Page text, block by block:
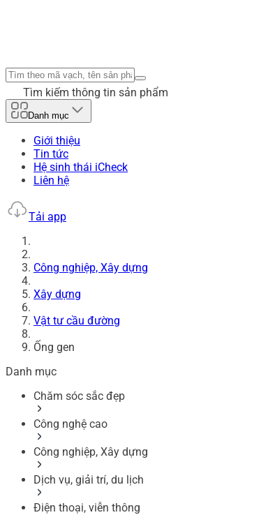
Tìm kiếm thông tin sản phẩm
Danh mục
Giới thiệu
Tin tức
Hệ sinh thái iCheck
Liên hệ
Tải app
Công nghiệp, Xây dựng
Xây dựng
Vật tư cầu đường
Ống gen
Danh mục
Chăm sóc sắc đẹp
Công nghệ cao
Công nghiệp, Xây dựng
Dịch vụ, giải trí, du lịch
Điện thoại, viễn thông